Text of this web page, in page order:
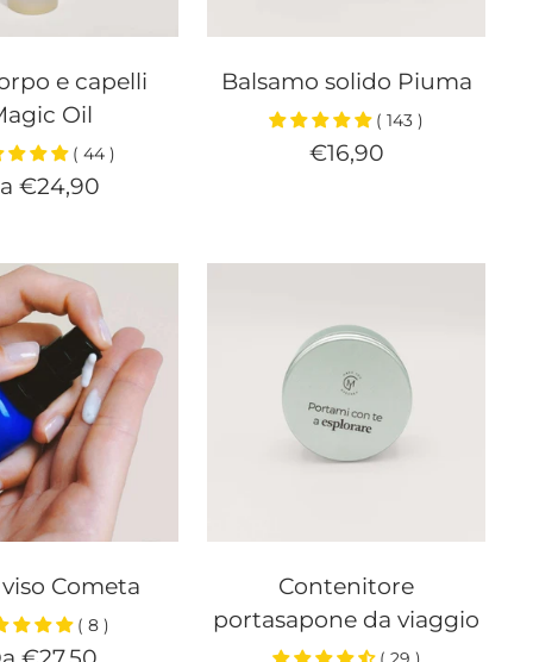
e capelli
Oil
( 44 )
€24,90
Balsamo solido Piuma
( 143 )
Prezzo
€16,90
Cometa
( 8 )
Contenitore
portasapone da viaggio